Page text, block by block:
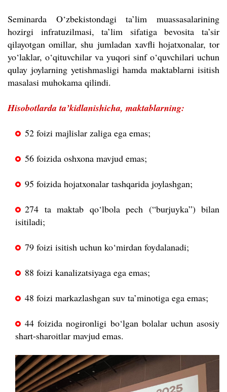
Seminarda O‘zbekistondagi ta’lim muassasalarining
hozirgi infratuzilmasi, ta’lim sifatiga bevosita ta’sir
qilayotgan omillar, shu jumladan xavfli hojatxonalar, tor
yo‘laklar, o‘qituvchilar va yuqori sinf o‘quvchilari uchun
qulay joylarning yetishmasligi hamda maktablarni isitish
masalasi muhokama qilindi.
Hisobotlarda ta’kidlanishicha, maktablarning:
52 foizi majlislar zaliga ega emas;
56 foizida oshxona mavjud emas;
95 foizida hojatxonalar tashqarida joylashgan;
274 ta maktab qo‘lbola pech (“burjuyka”) bilan
isitiladi;
79 foizi isitish uchun ko‘mirdan foydalanadi;
88 foizi kanalizatsiyaga ega emas;
48 foizi markazlashgan suv ta’minotiga ega emas;
44 foizida nogironligi bo‘lgan bolalar uchun asosiy
shart-sharoitlar mavjud emas.